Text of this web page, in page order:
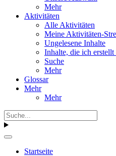
Mehr
Aktivitäten
Alle Aktivitäten
Meine Aktivitäten-
Ungelesene Inhalte
Inhalte, die ich erstellt
Suche
Mehr
Glossar
Mehr
Mehr
Startseite